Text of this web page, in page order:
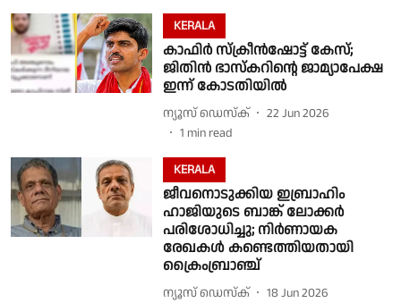
KERALA
കാഫിർ സ്ക്രീൻഷോട്ട് കേസ്;
ജിതിൻ ഭാസ്കറിൻ്റെ ജാമ്യാപേക്ഷ
ഇന്ന് കോടതിയിൽ
ന്യൂസ് ഡെസ്ക്
22 Jun 2026
1 min read
KERALA
ജീവനൊടുക്കിയ ഇബ്രാഹിം
ഹാജിയുടെ ബാങ്ക് ലോക്കർ
പരിശോധിച്ചു; നിർണായക
രേഖകൾ കണ്ടെത്തിയതായി
ക്രൈംബ്രാഞ്ച്
ന്യൂസ് ഡെസ്ക്
18 Jun 2026